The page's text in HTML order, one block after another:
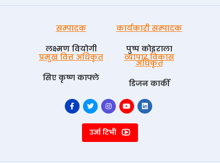
सम्पादक
लक्ष्मण वियोगी
कार्यकारी सम्पादक
पुष्प काेइराला
प्रमुख वित्त अधिकृत
सिए कृष्ण काफ्ले
व्यापार विकास
अधिकृत
डिजन कार्की
उर्जा टिभी